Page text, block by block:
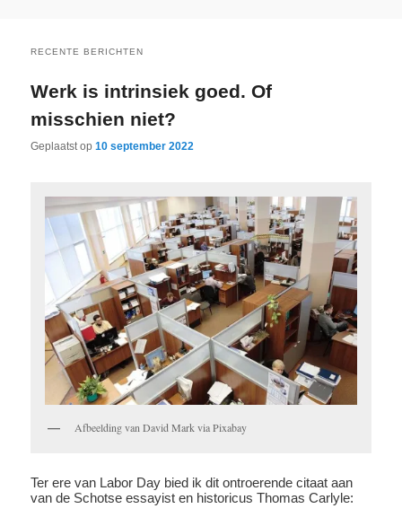
RECENTE BERICHTEN
Werk is intrinsiek goed. Of
misschien niet?
Geplaatst op10 september 2022
Afbeelding van David Mark via Pixabay
Ter ere van Labor Day bied ik dit ontroerende citaat aan
van de Schotse essayist en historicus Thomas Carlyle: